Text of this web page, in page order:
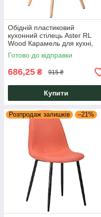
Обідній пластиковий
кухонний стілець Aster RL
Wood Карамель для кухні,
їдальні, кухні, кафе, тераси
AMF
Готово до відправки
686,25 ₴ 915 ₴
Купити
Розпродаж залишків –21%